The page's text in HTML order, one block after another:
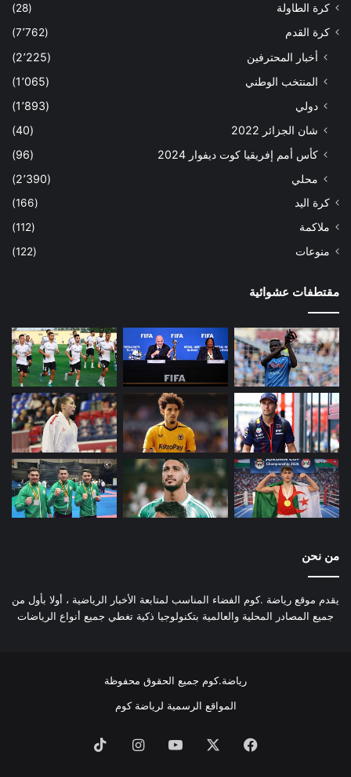
كرة الطاولة
(28)
كرة القدم
(7٬762)
أخبار المحترفين
(2٬225)
المنتخب الوطني
(1٬065)
دولي
(1٬893)
شان الجزائر 2022
(40)
كأس أمم إفريقيا كوت ديفوار 2024
(96)
محلي
(2٬390)
كرة اليد
(166)
ملاكمة
(112)
منوعات
(122)
مقتطفات عشوائية
من نحن
يقدم موقع رياضة .كوم الفضاء المناسب لمتابعة الأخبار الرياضية ، أولا بأول من
جميع المصادر المحلية والعالمية بتكنولوجيا ذكية تغطي جميع أنواع الرياضات
رياضة.كوم جميع الحقوق محفوظة
المواقع الرسمية لرياضة كوم
فيسبوك ‫YouTubeانستقرام